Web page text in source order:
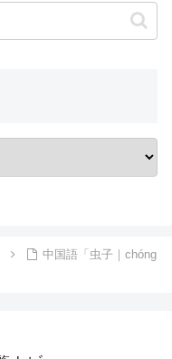
中国語「虫子｜chóng